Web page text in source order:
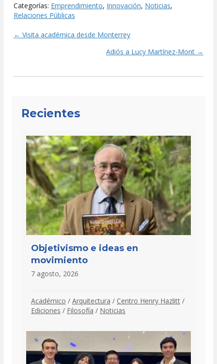
Categorías: Emprendimiento, Innovación, Noticias,
Relaciones Públicas
Posts
← Visita académica desde Monterrey
Adiós a Lucy Martínez-Mont →
Recientes
Objetivismo e ideas en
movimiento
7 agosto, 2026
Académico / Arquitectura / Centro Henry Hazlitt /
Ediciones / Filosofía / Noticias